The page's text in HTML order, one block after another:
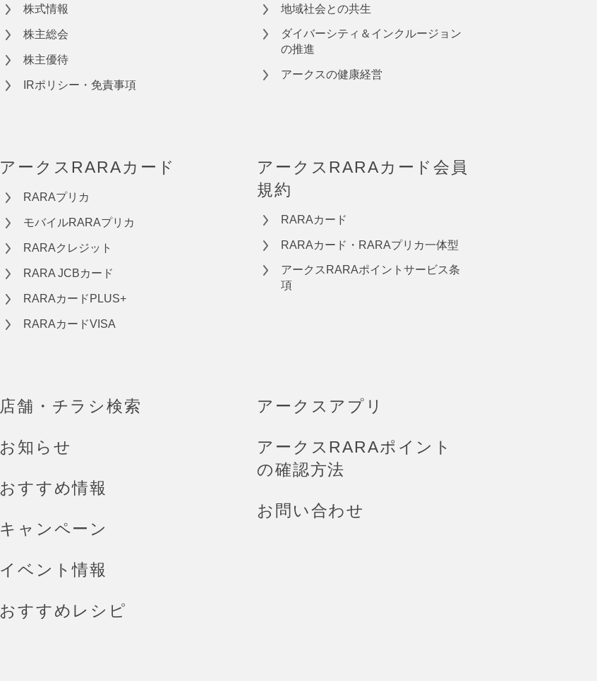
株式情報
株主総会
株主優待
IRポリシー・免責事項
地域社会との共生
ダイバーシティ＆インクルージョン
の推進
アークスの健康経営
アークスRARAカード
RARAプリカ
モバイルRARAプリカ
RARAクレジット
RARA JCBカード
RARAカードPLUS+
RARAカードVISA
アークスRARAカード会員
規約
RARAカード
RARAカード・RARAプリカ一体型
アークスRARAポイントサービス条
項
店舗・チラシ検索
お知らせ
おすすめ情報
キャンペーン
イベント情報
おすすめレシピ
アークスアプリ
アークスRARAポイント
の確認方法
お問い合わせ